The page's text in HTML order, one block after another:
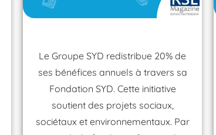
Le Groupe SYD redistribue 20% de
ses bénéfices annuels à travers sa
Fondation SYD. Cette initiative
soutient des projets sociaux,
sociétaux et environnementaux. Par